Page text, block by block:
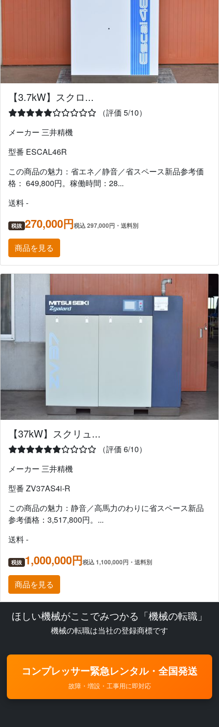
【3.7kW】スクロ...
（評価 5/10）
メーカー 三井精機
型番 ESCAL46R
この商品の魅力：省エネ／静音／省スペース新品参考価
格： 649,800円。稼働時間：28...
送料 -
税抜 270,000円税込 297,000円・送料別
商品を見る
【37kW】スクリュ...
（評価 6/10）
メーカー 三井精機
型番 ZV37AS4i-R
この商品の魅力：静音／高馬力のわりに省スペース新品
参考価格：3,517,800円。...
送料 -
税抜 1,000,000円税込 1,100,000円・送料別
商品を見る
ほしい機械がここでみつかる「機械の転職」
機械の転職は当社の登録商標です
コンプレッサー緊急レンタル・全国発送
故障・増設・工事用に即対応